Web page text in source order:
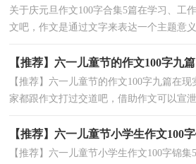
关于庆元旦作文100字合集5篇在学习、工
文吧，作文是通过文字来表达一个主题意
【推荐】六一儿童节的作文100字九篇
【推荐】六一儿童节的作文100字九篇在
家都跟作文打过交道吧，借助作文可以宣
【推荐】六一儿童节小学生作文100
【推荐】六一儿童节小学生作文100字锦